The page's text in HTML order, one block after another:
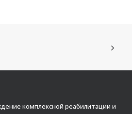
комплексной реабилитации и